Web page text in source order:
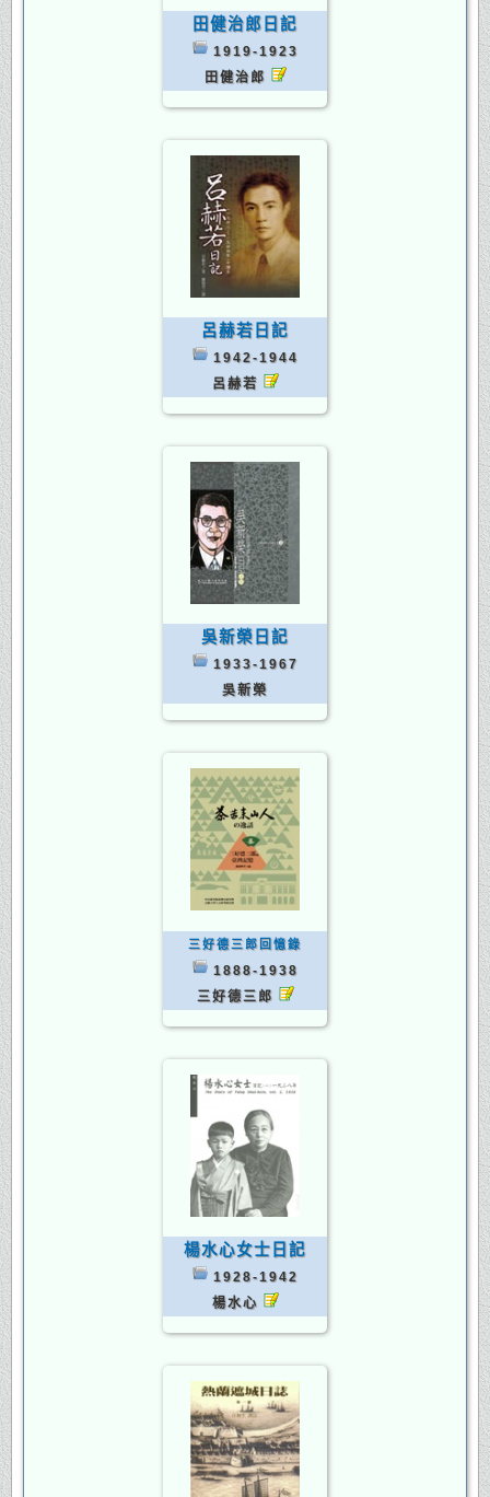
田健治郎日記
1919-1923
田健治郎
呂赫若日記
1942-1944
呂赫若
吳新榮日記
1933-1967
吳新榮
三好德三郎回憶錄
1888-1938
三好德三郎
楊水心女士日記
1928-1942
楊水心